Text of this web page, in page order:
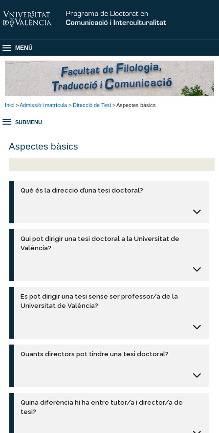
MENÚ
Inici >Admissió i matrícula > Direcció de Tesi > Aspectes bàsics
SUBMENU
Aspectes bàsics
Què és la direcció d’una tesi doctoral?
Qui pot dirigir una tesi doctoral a la Universitat de
València?
Es pot dirigir una tesi sense ser professor/a de la
Universitat de València?
Quants directors pot tindre una tesi doctoral?
Quina diferència hi ha entre tutor/a i director/a de
tesi?